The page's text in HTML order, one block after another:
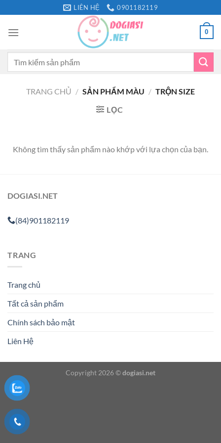
qua
nội
LIÊN HỆ 0901182119
0
TRANG CHỦ / SẢN PHẨM MÀU / TRỘN SIZE
LỌC
Không tìm thấy sản phẩm nào khớp với lựa chọn của bạn.
DOGIASI.NET
(84)901182119
TRANG
Trang chủ
Tất cả sản phẩm
Chính sách bảo mật
Liên Hệ
Copyright 2026 ©dogiasi.net